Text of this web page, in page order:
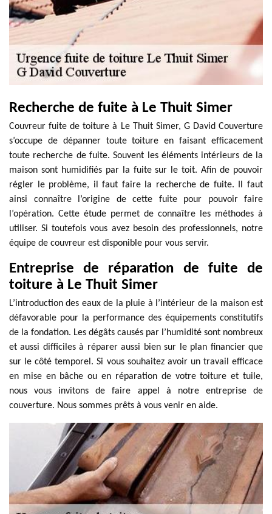
Recherche de fuite à Le Thuit Simer
Couvreur fuite de toiture à Le Thuit Simer, G David Couverture
s’occupe de dépanner toute toiture en faisant efficacement
toute recherche de fuite. Souvent les éléments intérieurs de la
maison sont humidifiés par la fuite sur le toit. Afin de pouvoir
régler le problème, il faut faire la recherche de fuite. Il faut
ainsi connaître l’origine de cette fuite pour pouvoir faire
l’opération. Cette étude permet de connaître les méthodes à
utiliser. Si toutefois vous avez besoin des professionnels, notre
équipe de couvreur est disponible pour vous servir.
Entreprise de réparation de fuite de
toiture à Le Thuit Simer
L’introduction des eaux de la pluie à l’intérieur de la maison est
défavorable pour la performance des équipements constitutifs
de la fondation. Les dégâts causés par l’humidité sont nombreux
et aussi difficiles à réparer aussi bien sur le plan financier que
sur le côté temporel. Si vous souhaitez avoir un travail efficace
en mise en bâche ou en réparation de votre toiture et tuile,
nous vous invitons de faire appel à notre entreprise de
couverture. Nous sommes prêts à vous venir en aide.